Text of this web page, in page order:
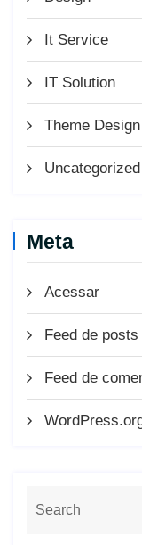
It Service
IT Solution
Theme Design
Uncategorized
Meta
Acessar
Feed de posts
Feed de